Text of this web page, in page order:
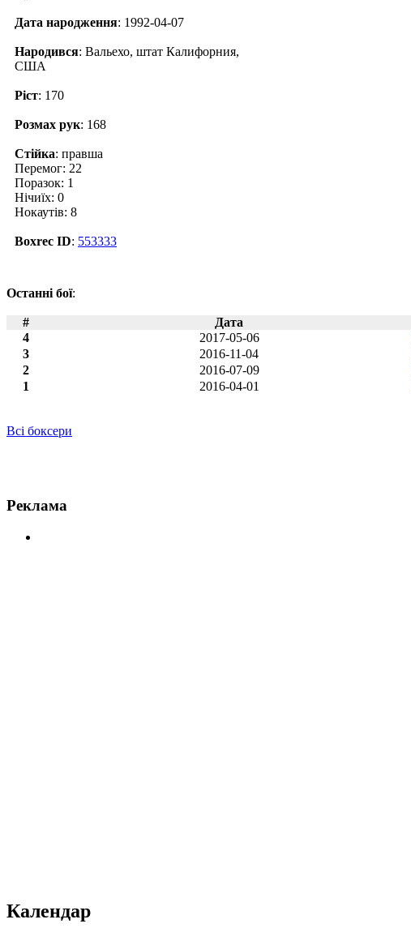
Дата народження: 1992-04-07
Народився: Вальехо, штат Калифорния,
США
Ріст: 170
Розмах рук: 168
Стійка: правша
Перемог: 22
Поразок: 1
Нічиїх: 0
Нокаутів: 8
Boxrec ID: 553333
Останні бої:
# Дата
4
2017-05-06
3
2016-11-04
2
2016-07-09
1
2016-04-01
Всі боксери
Реклама
Календар